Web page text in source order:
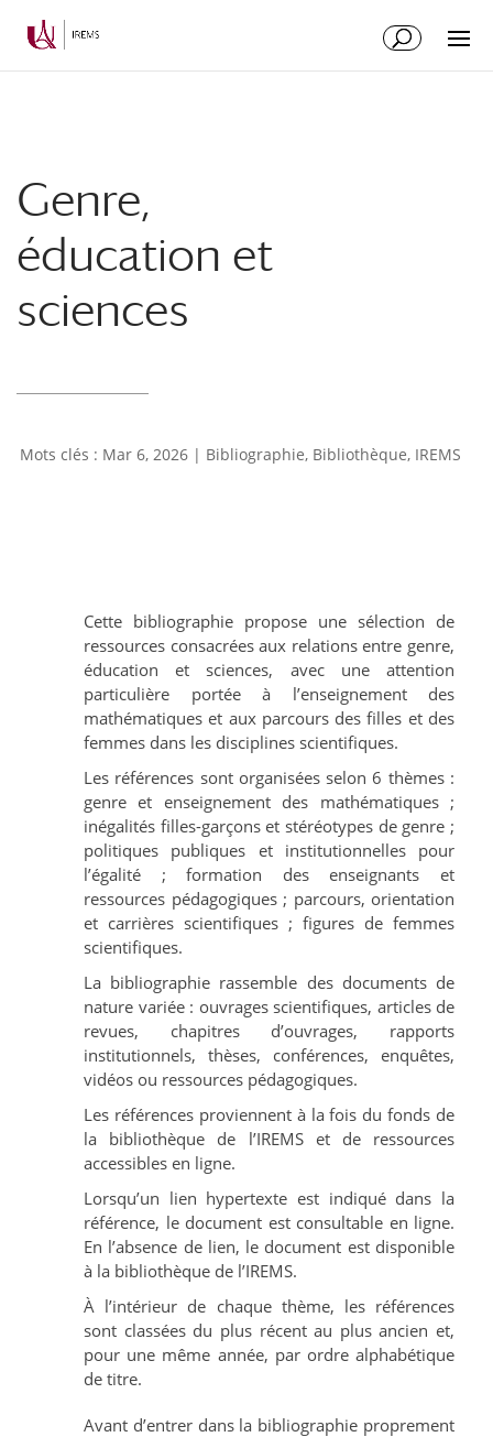
Genre,
éducation et
sciences
Mar 6, 2026 | Bibliographie, Bibliothèque, IREMS
Cette bibliographie propose une sélection de
ressources consacrées aux relations entre genre,
éducation et sciences, avec une attention
particulière portée à l’enseignement des
mathématiques et aux parcours des filles et des
femmes dans les disciplines scientifiques.
Les références sont organisées selon 6 thèmes :
genre et enseignement des mathématiques ;
inégalités filles-garçons et stéréotypes de genre ;
politiques publiques et institutionnelles pour
l’égalité ; formation des enseignants et
ressources pédagogiques ; parcours, orientation
et carrières scientifiques ; figures de femmes
scientifiques.
La bibliographie rassemble des documents de
nature variée : ouvrages scientifiques, articles de
revues, chapitres d’ouvrages, rapports
institutionnels, thèses, conférences, enquêtes,
vidéos ou ressources pédagogiques.
Les références proviennent à la fois du fonds de
la bibliothèque de l’IREMS et de ressources
accessibles en ligne.
Lorsqu’un lien hypertexte est indiqué dans la
référence, le document est consultable en ligne.
En l’absence de lien, le document est disponible
à la bibliothèque de l’IREMS.
À l’intérieur de chaque thème, les références
sont classées du plus récent au plus ancien et,
pour une même année, par ordre alphabétique
de titre.
Avant d’entrer dans la bibliographie proprement